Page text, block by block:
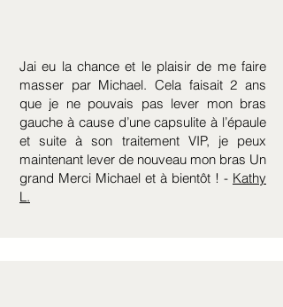
Jai eu la chance et le plaisir de me faire
masser par Michael. Cela faisait 2 ans
que je ne pouvais pas lever mon bras
gauche à cause d’une capsulite à l’épaule
et suite à son traitement VIP, je peux
maintenant lever de nouveau mon bras Un
grand Merci Michael et à bientôt ! - Kathy
L.